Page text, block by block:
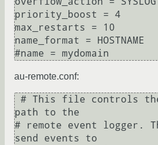
priority_boost = 4
max_restarts = 10
name_format = HOSTNAME
#name = mydomain
au-remote.conf:
path to the
# remote event logger.
send events to